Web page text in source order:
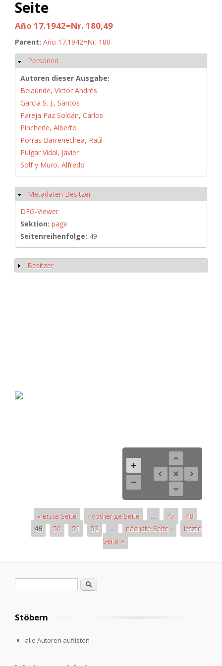
Seite
Año 17.1942=Nr. 180,49
Parent: Año 17.1942=Nr. 180
Ausblenden
Personen
Autoren dieser Ausgabe:
Belaúnde, Víctor Andrés
Garcia S. J., Santos
Pareja Paz Soldán, Carlos
Pincherle, Alberto
Porras Barrenechea, Raúl
Pulgar Vidal, Javier
Solf y Muro, Alfredo
Ausblenden
Metadaten Besitzer
DFG-Viewer
Sektion: page
Seitenreihenfolge: 49
Anzeigen
Besitzer
« erste Seite ‹ vorherige Seite … 47
48
49
50 51 52 … nächste Seite ›
letzte
Seite »
Suche
Stöbern
alle Autoren auflisten